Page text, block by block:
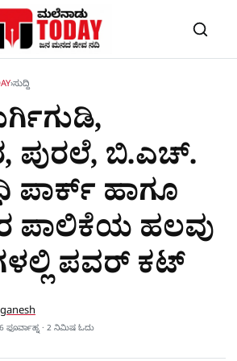
›ಸುದ್ದಿ
ಪುರಲೆ, ಬಿ.ಎಚ್.
ಪಾರ್ಕ್ ಹಾಗೂ
ಪಾಲಿಕೆಯ ಹಲವು
ಪವರ್ ಕಟ್
ಫೂರ್ವಾಹ್ನ · 2 ನಿಮಿಷ ಓದು